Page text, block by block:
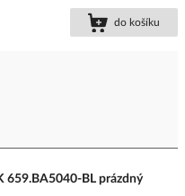
do košíku
659.BA5040-BL prázdný